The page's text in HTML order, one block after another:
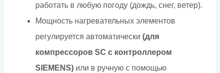
работать в любую погоду (дождь, снег, ветер).
Мощность нагревательных элементов
регулируется автоматически (для
компрессоров SC с контроллером
SIEMENS) или в ручную с помощью